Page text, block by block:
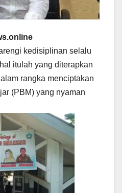
kedisiplinan selalu
itulah yang diterapkan
rangka menciptakan
(PBM) yang nyaman